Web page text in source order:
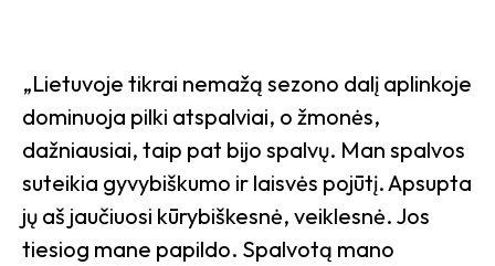
„Lietuvoje tikrai nemažą sezono dalį aplinkoje
dominuoja pilki atspalviai, o žmonės,
dažniausiai, taip pat bijo spalvų. Man spalvos
suteikia gyvybiškumo ir laisvės pojūtį. Apsupta
jų aš jaučiuosi kūrybiškesnė, veiklesnė. Jos
tiesiog mane papildo. Spalvotą mano